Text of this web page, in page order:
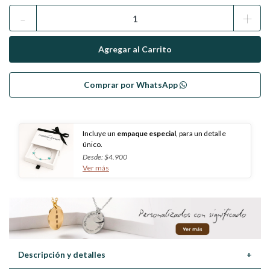
- +
Comprar por WhatsApp
Incluye un empaque especial , para un detalle
único.
Desde: $4.900
Ver más
Descripción y detalles +